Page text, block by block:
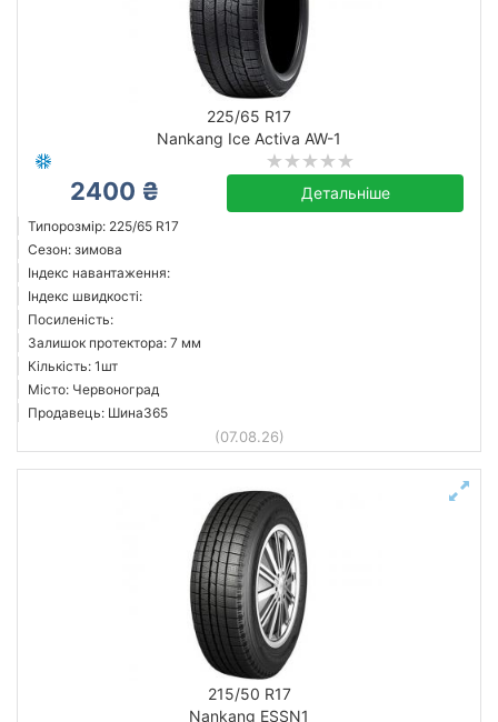
225/65 R17
Nankang Ice Activa AW-1
2400 ₴ Детальніше
Типорозмір: 225/65 R17
Сезон: зимова
Індекс навантаження:
Індекс швидкості:
Посиленість:
Залишок протектора: 7 мм
Кількість: 1шт
Місто: Червоноград
Продавець: Шина365
(07.08.26)
215/50 R17
Nankang ESSN1